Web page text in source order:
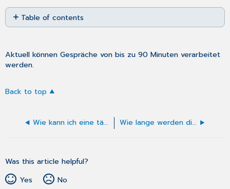
Save
as
PDF
Table of contents
No
Aktuell können Gespräche von bis zu 90 Minuten verarbeitet
werden.
Back to top
Wie kann ich eine tägliche Abfrage des 2. Authentifizierungsfaktors (für die CGM-ID) vermeiden? Wie lange werden die Dokumentationen im DokuAssistenten gespeichert?
Was this article helpful?
Yes
No